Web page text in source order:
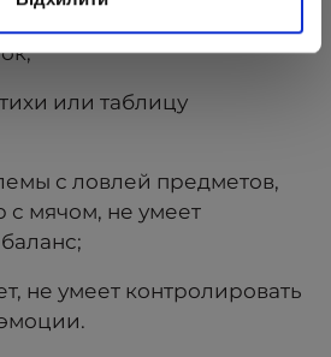
или таблицу
с ловлей предметов,
с мячом, не умеет
не умеет контролировать